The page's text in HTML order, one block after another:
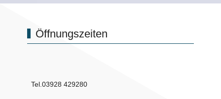
Öffnungszeiten
Tel.03928 429280